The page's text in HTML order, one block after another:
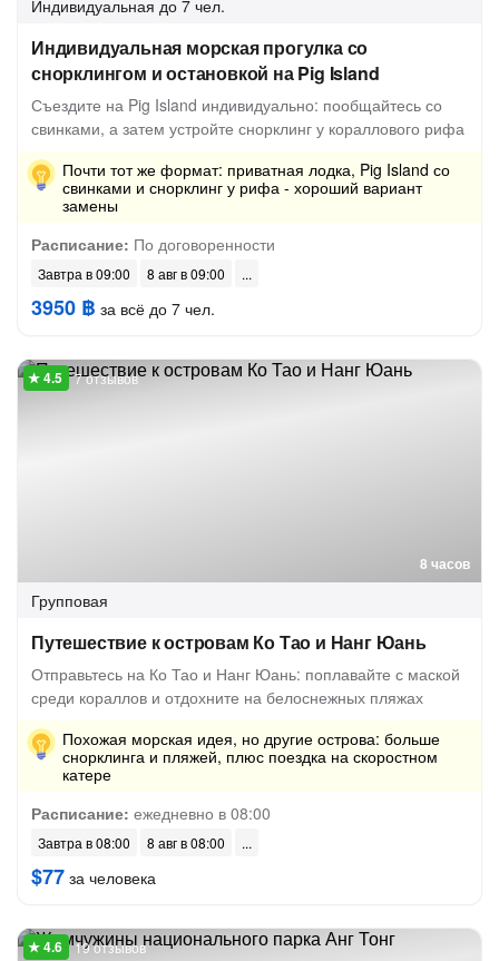
Индивидуальная до 7 чел.
Индивидуальная морская прогулка со
снорклингом и остановкой на Pig Island
Съездите на Pig Island индивидуально: пообщайтесь со
свинками, а затем устройте снорклинг у кораллового рифа
Почти тот же формат: приватная лодка, Pig Island со
свинками и снорклинг у рифа - хороший вариант
замены
Расписание: По договоренности
Завтра в 09:00 8 авг в 09:00
3950 ฿ за всё до 7 чел.
8 часов
7 отзывов
Групповая
Путешествие к островам Ко Тао и Нанг Юань
Отправьтесь на Ко Тао и Нанг Юань: поплавайте с маской
среди кораллов и отдохните на белоснежных пляжах
Похожая морская идея, но другие острова: больше
снорклинга и пляжей, плюс поездка на скоростном
катере
Расписание: ежедневно в 08:00
Завтра в 08:00 8 авг в 08:00
$77 за человека
19 отзывов